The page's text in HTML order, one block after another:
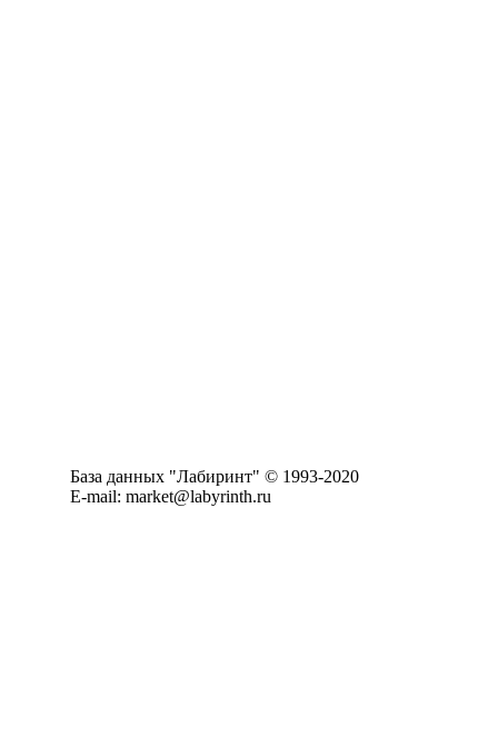
База данных "Лабиринт" © 1993-2020
E-mail: market@labyrinth.ru